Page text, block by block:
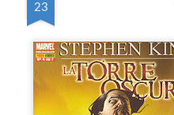
23